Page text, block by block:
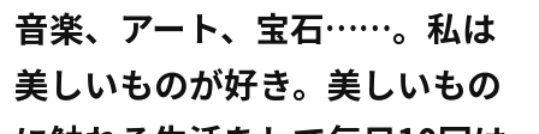
音楽、アート、宝石……。私は
美しいものが好き。美しいもの